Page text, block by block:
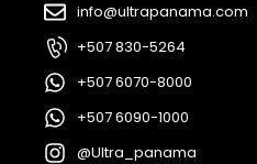
info@ultrapanama.com
+507 830-5264
+507 6070-8000
+507 6090-1000
@Ultra_panama